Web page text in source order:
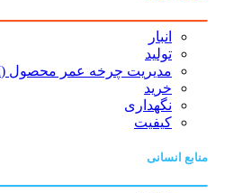
انبار
تولید
مدیریت چرخه عمر محصول (PLM)
خرید
نگهداری
کیفیت
منابع انسانی